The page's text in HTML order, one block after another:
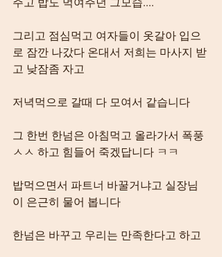
그리고 점심먹고 여자들이 옷갈아 입으
로 잠깐 나갔다 온대서 저희는 마사지 받
고 낮잠좀 자고
저녁먹으로 갈때 다 모여서 같습니다
그 한번 한넘은 아침먹고 올라가서 폭풍
ㅅㅅ 하고 힘들어 죽겠답니다 ㅋㅋ
밥먹으면서 파트너 바꿀거냐고 실장님
이 은근히 물어 봅니다
한넘은 바꾸고 우리는 만족한다고 하고